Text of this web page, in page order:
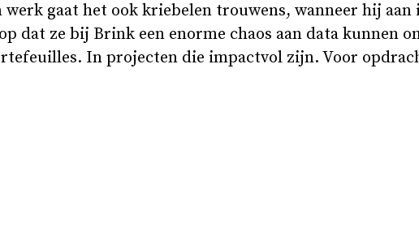
werk gaat het ook kriebelen trouwens, wanneer hij aan
dat ze bij Brink een enorme chaos aan data kunnen
In projecten die impactvol zijn. Voor